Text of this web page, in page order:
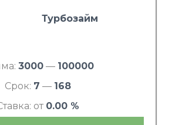
Турбозайм
3000— 100000
Срок: 7 — 168
от 0.00 %